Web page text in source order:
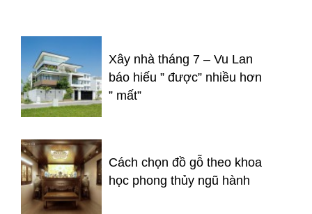
Xây nhà tháng 7 – Vu Lan
báo hiếu ” được” nhiều hơn
” mất”
Cách chọn đồ gỗ theo khoa
học phong thủy ngũ hành